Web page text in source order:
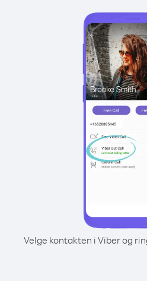
Velge kontakten i Viber og